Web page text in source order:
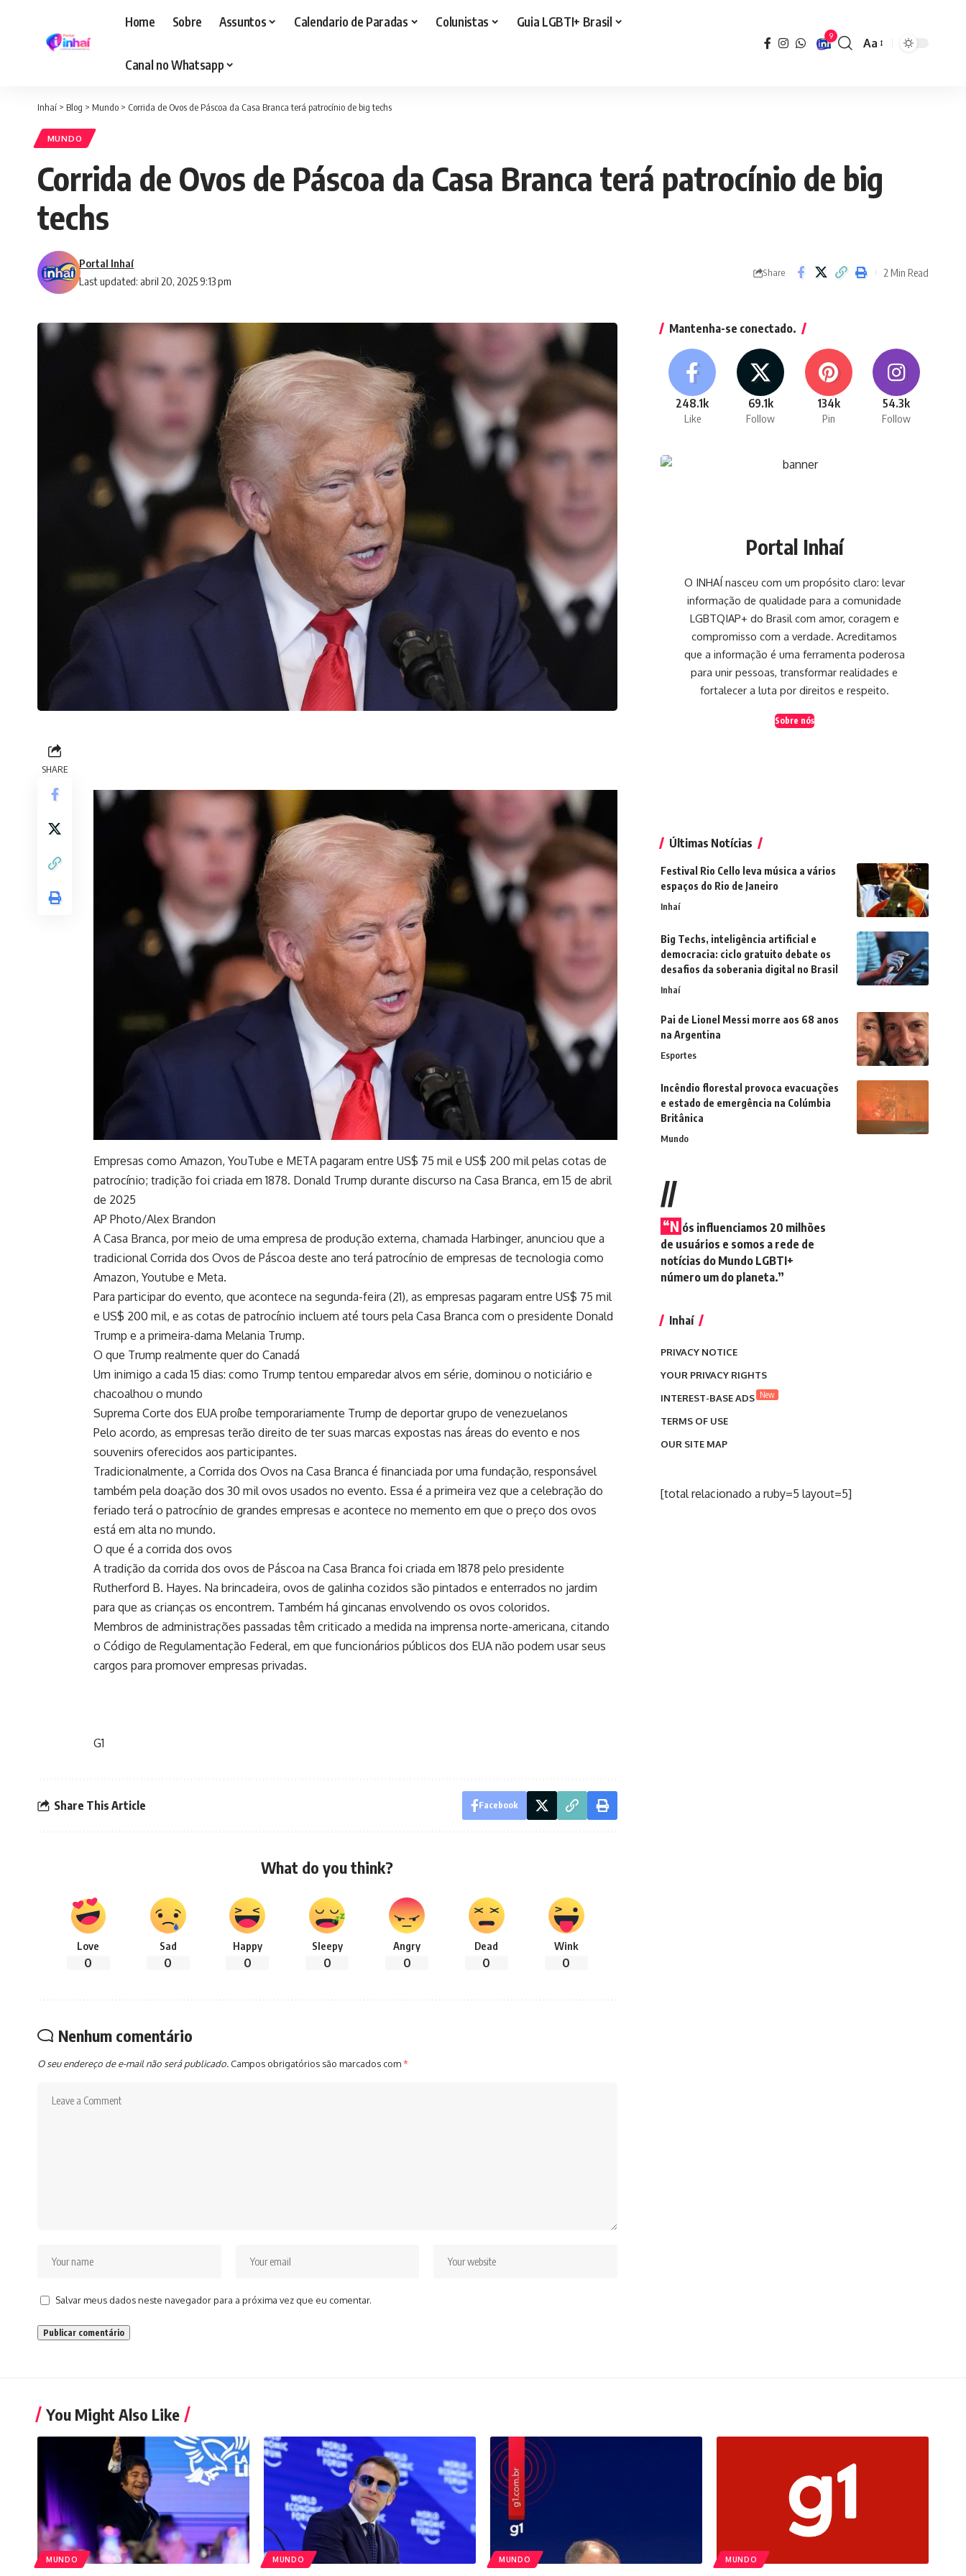
Home Sobre Assuntos Calendario de Paradas Colunistas Guia LGBTI+ Brasil
Canal no Whatsapp
9
Font
Aa
Inhaí > Blog > Mundo > Corrida de Ovos de Páscoa da Casa Branca terá patrocínio de big techs
MUNDO
Corrida de Ovos de Páscoa da Casa Branca terá patrocínio de big
techs
Last updated: abril 20, 2025 9:13 pm
Portal Inhaí
Share 2 Min Read
SHARE
Empresas como Amazon, YouTube e META pagaram entre US$ 75 mil e US$ 200 mil pelas cotas de
patrocínio; tradição foi criada em 1878. Donald Trump durante discurso na Casa Branca, em 15 de abril
de 2025
AP Photo/Alex Brandon
A Casa Branca, por meio de uma empresa de produção externa, chamada Harbinger, anunciou que a
tradicional Corrida dos Ovos de Páscoa deste ano terá patrocínio de empresas de tecnologia como
Amazon, Youtube e Meta.
Para participar do evento, que acontece na segunda-feira (21), as empresas pagaram entre US$ 75 mil
e US$ 200 mil, e as cotas de patrocínio incluem até tours pela Casa Branca com o presidente Donald
Trump e a primeira-dama Melania Trump.
O que Trump realmente quer do Canadá
Um inimigo a cada 15 dias: como Trump tentou emparedar alvos em série, dominou o noticiário e
chacoalhou o mundo
Suprema Corte dos EUA proíbe temporariamente Trump de deportar grupo de venezuelanos
Pelo acordo, as empresas terão direito de ter suas marcas expostas nas áreas do evento e nos
souvenirs oferecidos aos participantes.
Tradicionalmente, a Corrida dos Ovos na Casa Branca é financiada por uma fundação, responsável
também pela doação dos 30 mil ovos usados no evento. Essa é a primeira vez que a celebração do
feriado terá o patrocínio de grandes empresas e acontece no memento em que o preço dos ovos
está em alta no mundo.
O que é a corrida dos ovos
A tradição da corrida dos ovos de Páscoa na Casa Branca foi criada em 1878 pelo presidente
Rutherford B. Hayes. Na brincadeira, ovos de galinha cozidos são pintados e enterrados no jardim
para que as crianças os encontrem. Também há gincanas envolvendo os ovos coloridos.
Membros de administrações passadas têm criticado a medida na imprensa norte-americana, citando
o Código de Regulamentação Federal, em que funcionários públicos dos EUA não podem usar seus
cargos para promover empresas privadas.
G1
Share This Article Facebook
What do you think?
Love
0
Sad
0
Happy
0
Sleepy
0
Angry
0
Dead
0
Wink
0
Nenhum comentário
O seu endereço de e-mail não será publicado. Campos obrigatórios são marcados com*
Salvar meus dados neste navegador para a próxima vez que eu comentar.
Mantenha-se conectado.
248.1k
Like
69.1k
Follow
134k
Pin
54.3k
Follow
Portal Inhaí
O INHAÍ nasceu com um propósito claro: levar
informação de qualidade para a comunidade
LGBTQIAP+ do Brasil com amor, coragem e
compromisso com a verdade. Acreditamos
que a informação é uma ferramenta poderosa
para unir pessoas, transformar realidades e
fortalecer a luta por direitos e respeito.
Sobre nós
Últimas Notícias
Festival Rio Cello leva música a vários
espaços do Rio de Janeiro
Inhaí
Big Techs, inteligência artificial e
democracia: ciclo gratuito debate os
desafios da soberania digital no Brasil
Inhaí
Pai de Lionel Messi morre aos 68 anos
na Argentina
Esportes
Incêndio florestal provoca evacuações
e estado de emergência na Colúmbia
Britânica
Mundo
//
“N ós influenciamos 20 milhões
de usuários e somos a rede de
notícias do Mundo LGBTI+
número um do planeta.”
Inhaí
PRIVACY NOTICE
YOUR PRIVACY RIGHTS
INTEREST-BASE ADS New
TERMS OF USE
OUR SITE MAP
[total relacionado a ruby=5 layout=5]
You Might Also Like
MUNDO MUNDO MUNDO MUNDO